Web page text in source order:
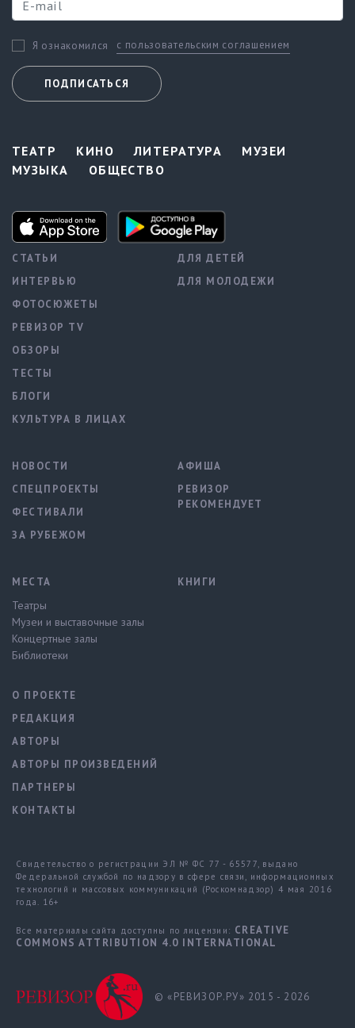
Я ознакомился с пользовательским соглашением
ПОДПИСАТЬСЯ
ТЕАТР КИНО ЛИТЕРАТУРА
МУЗЕИ
МУЗЫКА
ОБЩЕСТВО
СТАТЬИ
ИНТЕРВЬЮ
ФОТОСЮЖЕТЫ
РЕВИЗОР TV
ОБЗОРЫ
ТЕСТЫ
БЛОГИ
КУЛЬТУРА В ЛИЦАХ
ДЛЯ ДЕТЕЙ
ДЛЯ МОЛОДЕЖИ
НОВОСТИ
СПЕЦПРОЕКТЫ
ФЕСТИВАЛИ
ЗА РУБЕЖОМ
АФИША
РЕВИЗОР
РЕКОМЕНДУЕТ
МЕСТА
Театры
Музеи и выставочные залы
Концертные залы
Библиотеки
КНИГИ
О ПРОЕКТЕ
РЕДАКЦИЯ
АВТОРЫ
АВТОРЫ ПРОИЗВЕДЕНИЙ
ПАРТНЕРЫ
КОНТАКТЫ
Свидетельство о регистрации ЭЛ № ФС 77 - 65577, выдано
Федеральной службой по надзору в сфере связи, информационных
технологий и массовых коммуникаций (Роскомнадзор) 4 мая 2016
года. 16+
Все материалы сайта доступны по лицензии: CREATIVE
COMMONS ATTRIBUTION 4.0 INTERNATIONAL
© «РЕВИЗОР.РУ» 2015 - 2026